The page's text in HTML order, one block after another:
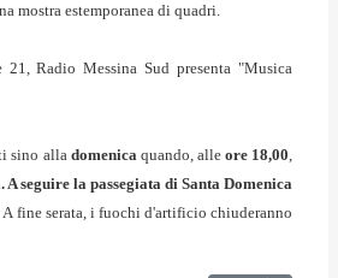
mostra estemporanea di quadri.
Radio Messina Sud presenta "Musica
sino alla domenicaquando, alle ore 18,00,
A seguire la passegiata di Santa Domenica
A fine serata, i fuochi d'artificio chiuderanno